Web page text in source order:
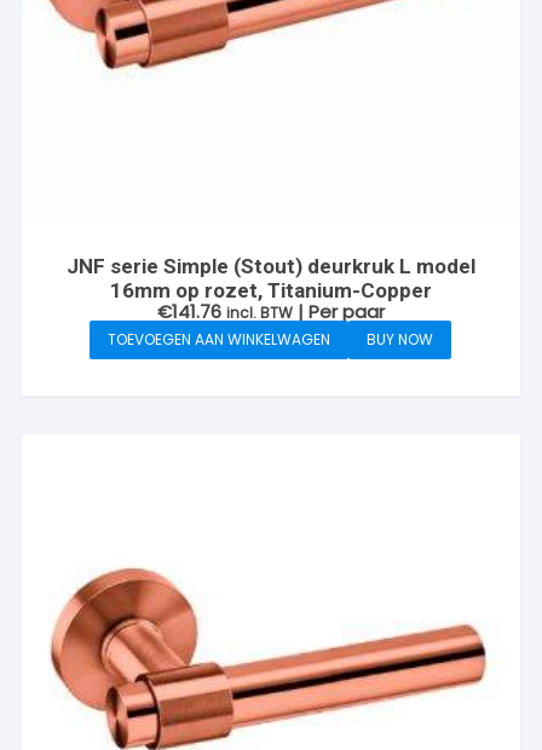
JNF serie Simple (Stout) deurkruk L model
16mm op rozet, Titanium-Copper
€141.76 incl. BTW | Per paar
TOEVOEGEN AAN WINKELWAGEN BUY NOW